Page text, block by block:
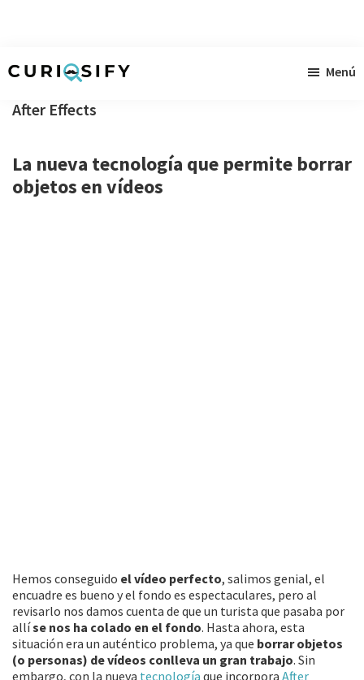
contenido
primaria
pieNoticias
singulares
raudales
Menú
After Effects
La nueva tecnología que permite borrar
objetos en vídeos
Hemos conseguido el vídeo perfecto, salimos genial, el
encuadre es bueno y el fondo es espectaculares, pero al
revisarlo nos damos cuenta de que un turista que pasaba por
allíse nos ha colado en el fondo. Hasta ahora, esta
situación era un auténtico problema, ya que borrar objetos
(o personas) de vídeos conlleva un gran trabajo. Sin
embargo, con la nueva tecnología que incorpora After